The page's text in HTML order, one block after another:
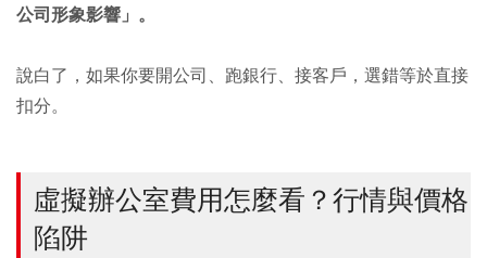
公司形象影響」。
說白了，如果你要開公司、跑銀行、接客戶，選錯等於直接
扣分。
虛擬辦公室費用怎麼看？行情與價格
陷阱